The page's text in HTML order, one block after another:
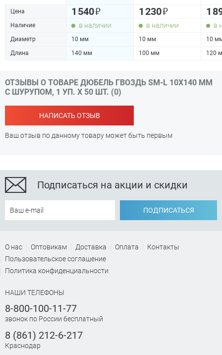
Цена 1 540₽ 1 230₽ 1
Наличие в наличии в наличии в
Диаметр 10 мм 10 мм
10
Длина
140 мм 100 мм 120
ОТЗЫВЫ О ТОВАРЕ ДЮБЕЛЬ ГВОЗДЬ SM-L 10Х140 ММ
С ШУРУПОМ, 1 УП. Х 50 ШТ. (0)
НАПИСАТЬ ОТЗЫВ
Ваш отзыв по данному товару может быть первым
Подписаться на акции и скидки
ПОДПИСАТЬСЯ
О нас Оптовикам Доставка Оплата
Контакты
Пользовательское соглашение
Политика конфиденциальности
НАШИ ТЕЛЕФОНЫ
8-800-100-11-77
звонок по России бесплатный
8 (861) 212-6-217
Краснодар